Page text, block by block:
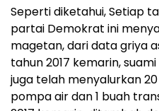
Seperti diketahui, Setiap
partai Demokrat ini
magetan, dari data griya
tahun 2017 kemarin,
juga telah menyalurkan
pompa air dan 1 buah